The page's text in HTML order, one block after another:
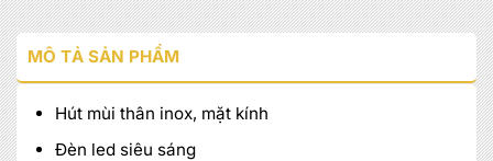
MÔ TẢ SẢN PHẨM
Hút mùi thân inox, mặt kính
Đèn led siêu sáng